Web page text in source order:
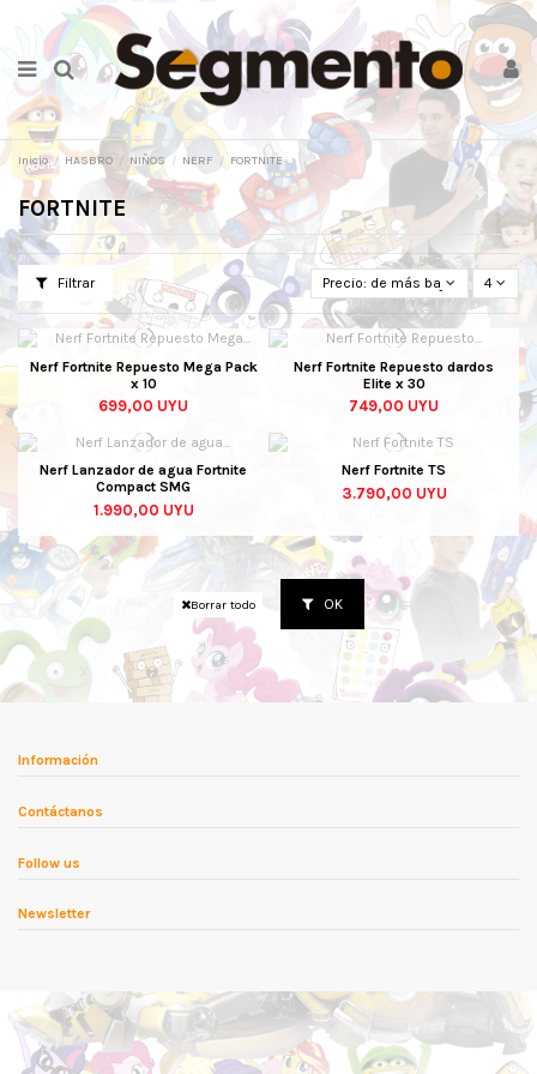
Inicio HASBRO NIÑOS NERF FORTNITE
FORTNITE
Filtrar Precio: de más bajo a más alto
4
Nerf Fortnite Repuesto Mega Pack
x 10
699,00 UYU
Nerf Fortnite Repuesto dardos
Elite x 30
749,00 UYU
Nerf Lanzador de agua Fortnite
Compact SMG
1.990,00 UYU
Nerf Fortnite TS
3.790,00 UYU
Borrar todo OK
Información
Contáctanos
Follow us
Newsletter